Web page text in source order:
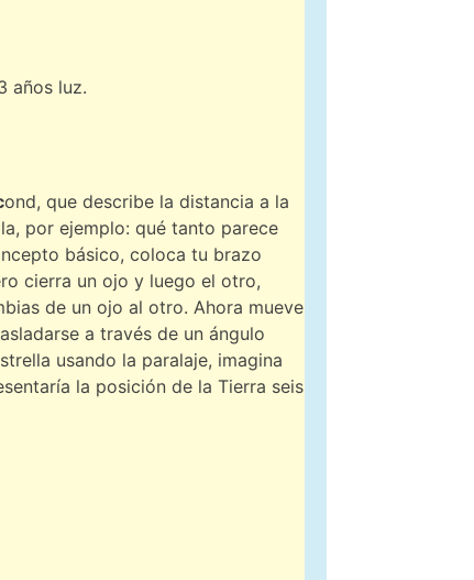
años luz.
ond, que describe la distancia a la
por ejemplo: qué tanto parece
básico, coloca tu brazo
cierra un ojo y luego el otro,
de un ojo al otro. Ahora mueve
a través de un ángulo
usando la paralaje, imagina
la posición de la Tierra seis